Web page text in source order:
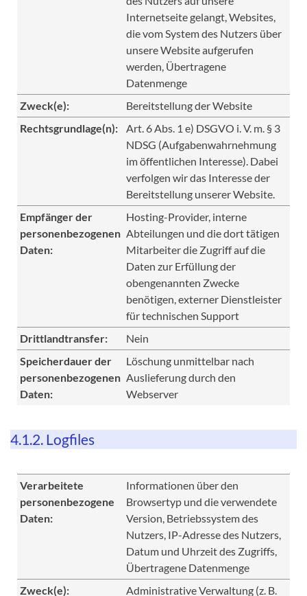
Internetseite gelangt, Websites,
die vom System des Nutzers über
unsere Website aufgerufen
werden, Übertragene
Datenmenge
Zweck(e):
Bereitstellung der Website
Rechtsgrundlage(n):
Art. 6 Abs. 1 e) DSGVO i. V. m. § 3
NDSG (Aufgabenwahrnehmung
im öffentlichen Interesse). Dabei
verfolgen wir das Interesse der
Bereitstellung unserer Website.
Empfänger der
personenbezogenen
Daten:
Hosting-Provider, interne
Abteilungen und die dort tätigen
Mitarbeiter die Zugriff auf die
Daten zur Erfüllung der
obengenannten Zwecke
benötigen, externer Dienstleister
für technischen Support
Drittlandtransfer:
Nein
Speicherdauer der
personenbezogenen
Daten:
Löschung unmittelbar nach
Auslieferung durch den
Webserver
4.1.2. Logfiles
Verarbeitete
personenbezogene
Daten:
Informationen über den
Browsertyp und die verwendete
Version, Betriebssystem des
Nutzers, IP-Adresse des Nutzers,
Datum und Uhrzeit des Zugriffs,
Übertragene Datenmenge
Zweck(e):
Administrative Verwaltung (z. B.